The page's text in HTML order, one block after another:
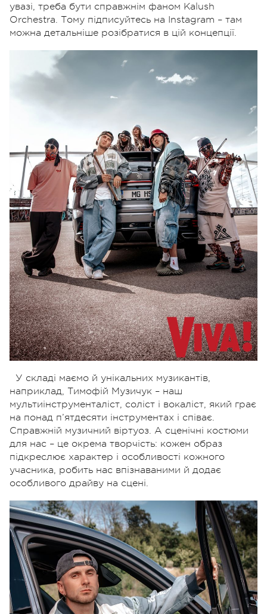
увазі, треба бути справжнім фаном Kalush
Orchestra. Тому підписуйтесь на Instagram – там
можна детальніше розібратися в цій концепції.
У складі маємо й унікальних музикантів,
наприклад, Тимофій Музичук – наш
мультиінструменталіст, соліст і вокаліст, який грає
на понад п’ятдесяти інструментах і співає.
Справжній музичний віртуоз. А сценічні костюми
для нас – це окрема творчість: кожен образ
підкреслює характер і особливості кожного
учасника, робить нас впізнаваними й додає
особливого драйву на сцені.